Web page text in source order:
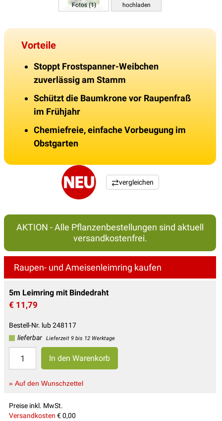
Fotos (1)
hochladen
Vorteile
Stoppt Frostspanner-Weibchen
zuverlässig am Stamm
Schützt die Baumkrone vor Raupenfraß
im Frühjahr
Chemiefreie, einfache Vorbeugung im
Obstgarten
vergleichen
AKTION - Alle Pflanzenbestellungen sind aktuell
versandkostenfrei.
Raupen- und Ameisenleimring kaufen
5m Leimring mit Bindedraht
€ 11,79
Bestell-Nr. lub 248117
lieferbar
Lieferzeit 9 bis 12 Werktage
» Auf den Wunschzettel
Preise inkl. MwSt.
Versandkosten € 0,00